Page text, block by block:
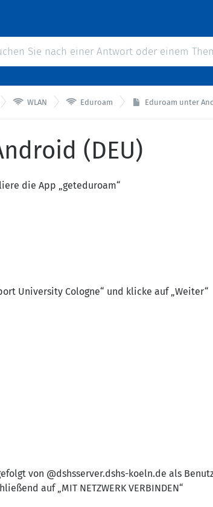
 WLAN  Eduroam Eduroam unter
(DEU)
die App „geteduroam“
University Cologne“ und klicke auf „Weiter“
von @dshsserver.dshs-koeln.de als
auf „MIT NETZWERK VERBINDEN“